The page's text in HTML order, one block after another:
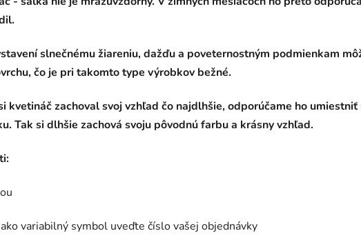
slnečnému žiareniu, dažďu a poveternostným podmienkam
čo je pri takomto type výrobkov bežné.
kvetináč zachoval svoj vzhľad čo najdlhšie, odporúčame ho
Tak si dlhšie zachová svoju pôvodnú farbu a krásny vzhľad.
variabilný symbol uveďte číslo vašej objednávky